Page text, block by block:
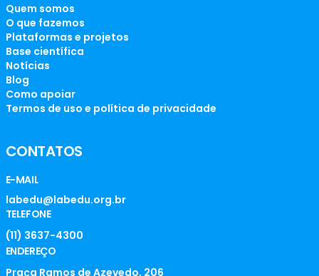
Quem somos
O que fazemos
Plataformas e projetos
Base científica
Notícias
Blog
Como apoiar
Termos de uso e política de privacidade
CONTATOS
E-MAIL
labedu@labedu.org.br
TELEFONE
(11) 3637-4300
ENDEREÇO
Praça Ramos de Azevedo, 206